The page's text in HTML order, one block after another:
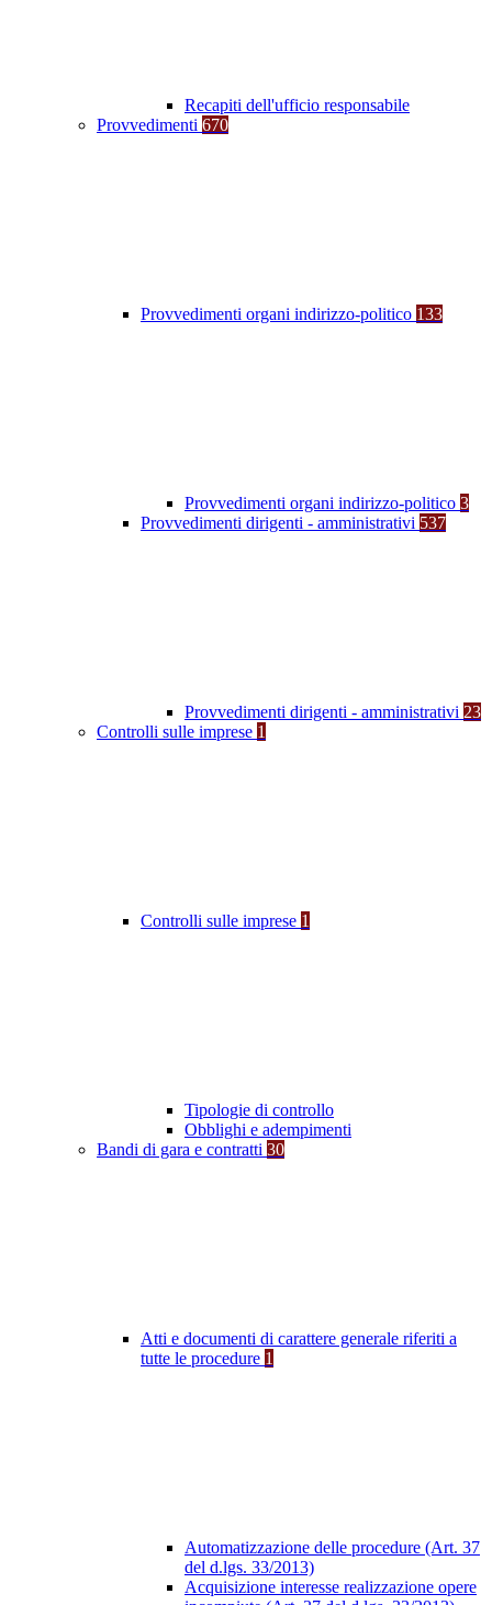
Recapiti dell'ufficio responsabile
Provvedimenti 670
Provvedimenti organi indirizzo-politico 133
Provvedimenti organi indirizzo-politico 3
Provvedimenti dirigenti - amministrativi 537
Provvedimenti dirigenti - amministrativi 23
Controlli sulle imprese 1
Controlli sulle imprese 1
Tipologie di controllo
Obblighi e adempimenti
Bandi di gara e contratti 30
Atti e documenti di carattere generale riferiti a
tutte le procedure 1
Automatizzazione delle procedure (Art. 37
del d.lgs. 33/2013)
Acquisizione interesse realizzazione opere